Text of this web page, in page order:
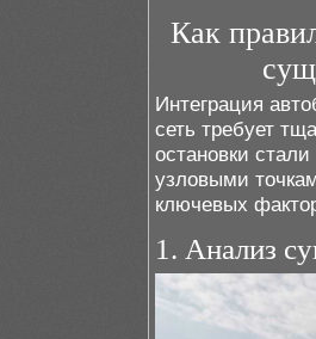
Как
Интеграция
сеть требует
остановки
узловыми
ключевых
1. Анализ